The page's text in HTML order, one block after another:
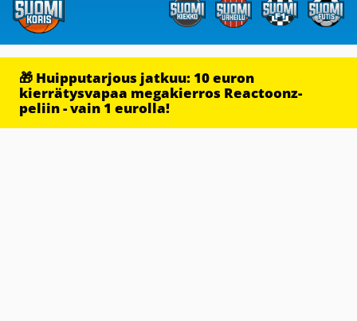
🎁 Huipputarjous jatkuu: 10 euron
kierrätysvapaa megakierros Reactoonz-
peliin - vain 1 eurolla!